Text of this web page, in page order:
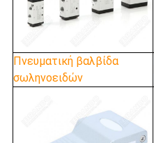
Πνευματική βαλβίδα
σωληνοειδών